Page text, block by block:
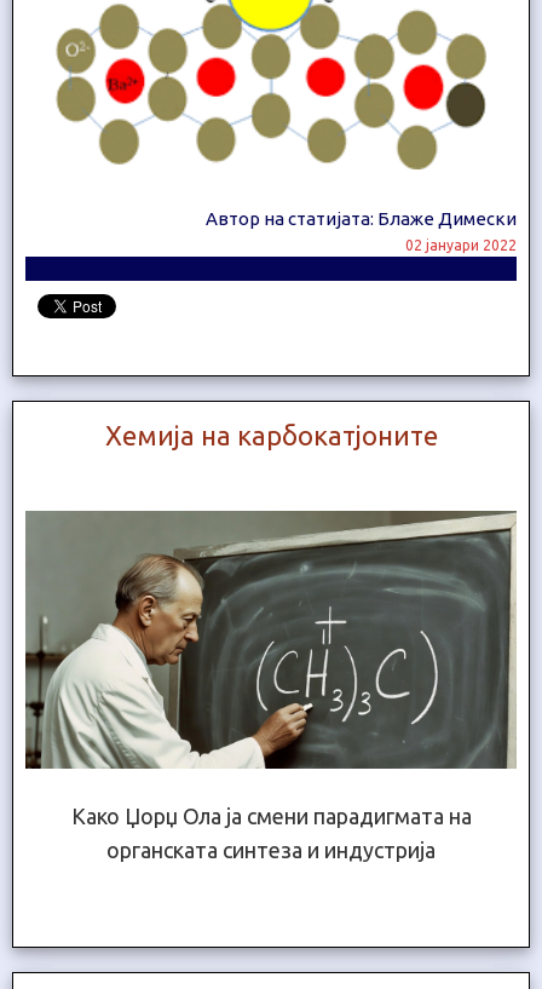
Автор на статијата: Блаже Димески
02 јануари 2022
Хемија на карбокатјоните
Како Џорџ Ола ја смени парадигмата на
органската синтеза и индустрија